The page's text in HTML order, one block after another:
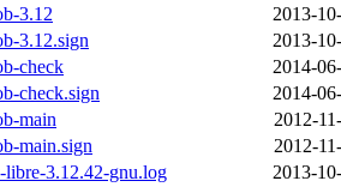
3.12
2013-
3.12.sign
2013-
check
2014-
check.sign
2014-
main
2012-
main.sign
2012-
libre-3.12.42-gnu.log
2013-